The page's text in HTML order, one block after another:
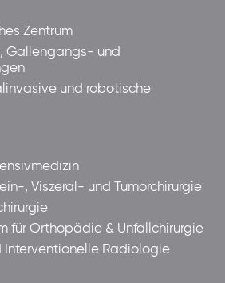
Zentrum
Gallengangs- und
und robotische
, Viszeral- und Tumorchirurgie
für Orthopädie & Unfallchirurgie
Interventionelle Radiologie